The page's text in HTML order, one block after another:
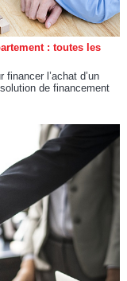
: toutes les
financer l’achat d’un
de financement